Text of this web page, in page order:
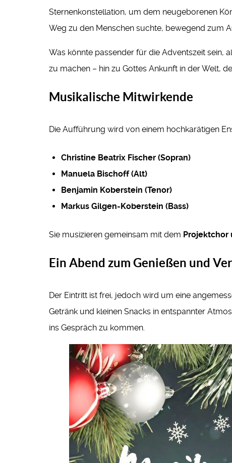
Sternenkonstellation, um dem neugeborenen
Weg zu den Menschen suchte, bewegend zum
Was könnte passender für die Adventszeit sein,
zu machen – hin zu Gottes Ankunft in der Welt,
Musikalische Mitwirkende
Die Aufführung wird von einem hochkarätigen
Christine Beatrix Fischer (Sopran)
Manuela Bischoff (Alt)
Benjamin Koberstein (Tenor)
Markus Gilgen-Koberstein (Bass)
Sie musizieren gemeinsam mit dem Projektchor
Ein Abend zum Genießen und
Der Eintritt ist frei, jedoch wird um eine
Getränk und kleinen Snacks in entspannter
ins Gespräch zu kommen.